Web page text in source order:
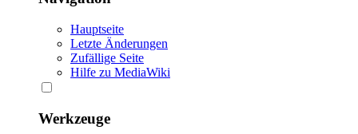
Hauptseite
Letzte Änderungen
Zufällige Seite
Hilfe zu MediaWiki
Werkzeuge